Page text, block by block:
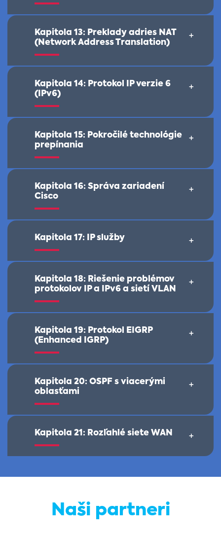
Kapitola 13: Preklady adries NAT
(Network Address Translation)
+
Kapitola 14: Protokol IP verzie 6
(IPv6)
+
Kapitola 15: Pokročilé technológie
prepínania
+
Kapitola 16: Správa zariadení
Cisco
+
Kapitola 17: IP služby +
Kapitola 18: Riešenie problémov
protokolov IP a IPv6 a sietí VLAN
+
Kapitola 19: Protokol EIGRP
(Enhanced IGRP)
+
Kapitola 20: OSPF s viacerými
oblasťami
+
Kapitola 21: Rozľahlé siete WAN +
Naši partneri